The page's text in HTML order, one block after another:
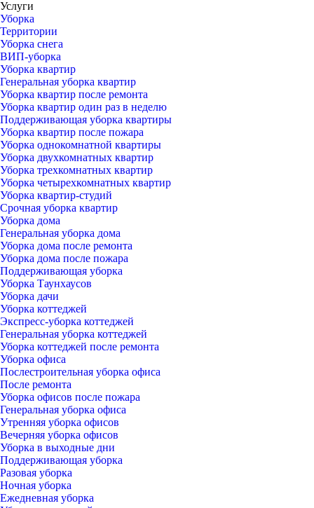
Услуги
Уборка
Территории
Уборка снега
ВИП-уборка
Уборка квартир
Генеральная уборка квартир
Уборка квартир после ремонта
Уборка квартир один раз в неделю
Поддерживающая уборка квартиры
Уборка квартир после пожара
Уборка однокомнатной квартиры
Уборка двухкомнатных квартир
Уборка трехкомнатных квартир
Уборка четырехкомнатных квартир
Уборка квартир-студий
Срочная уборка квартир
Уборка дома
Генеральная уборка дома
Уборка дома после ремонта
Уборка дома после пожара
Поддерживающая уборка
Уборка Таунхаусов
Уборка дачи
Уборка коттеджей
Экспресс-уборка коттеджей
Генеральная уборка коттеджей
Уборка коттеджей после ремонта
Уборка офиса
Послестроительная уборка офиса
После ремонта
Уборка офисов после пожара
Генеральная уборка офиса
Утренняя уборка офисов
Вечерняя уборка офисов
Уборка в выходные дни
Поддерживающая уборка
Разовая уборка
Ночная уборка
Ежедневная уборка